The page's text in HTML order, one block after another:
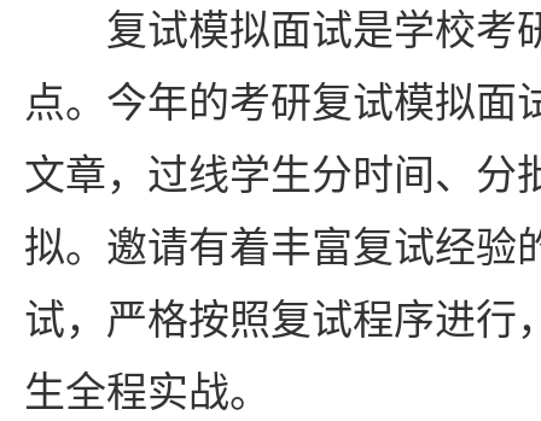
复试模拟面试是学校考
点。今年的考研复试模拟面
文章，过线学生分时间、分
拟。邀请有着丰富复试经验
试，严格按照复试程序进行
生全程实战。